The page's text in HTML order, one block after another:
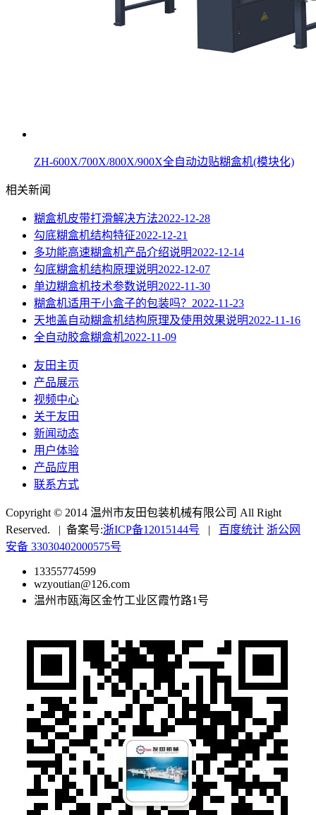
ZH-600X/700X/800X/900X全自动边贴糊盒机(模块化)
相关新闻
糊盒机皮带打滑解决方法2022-12-28
勾底糊盒机结构特征2022-12-21
多功能高速糊盒机产品介绍说明2022-12-14
勾底糊盒机结构原理说明2022-12-07
单边糊盒机技术参数说明2022-11-30
糊盒机适用于小盒子的包装吗？ 2022-11-23
天地盖自动糊盒机结构原理及使用效果说明2022-11-16
全自动胶盒糊盒机2022-11-09
友田主页
产品展示
视频中心
关于友田
新闻动态
用户体验
产品应用
联系方式
Copyright © 2014 温州市友田包装机械有限公司 All Right
Reserved. | 备案号:浙ICP备12015144号 | 百度统计 浙公网
安备 33030402000575号
13355774599
wzyoutian@126.com
温州市瓯海区金竹工业区霞竹路1号